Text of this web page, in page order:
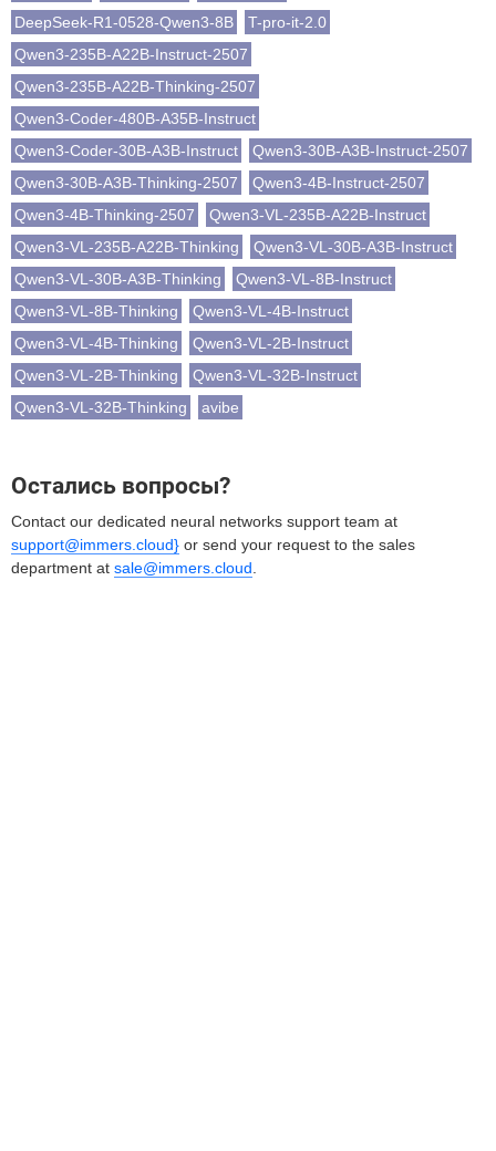
DeepSeek-R1-0528-Qwen3-8B
T-pro-it-2.0
Qwen3-235B-A22B-Instruct-2507
Qwen3-235B-A22B-Thinking-2507
Qwen3-Coder-480B-A35B-Instruct
Qwen3-Coder-30B-A3B-Instruct
Qwen3-30B-A3B-Instruct-2507
Qwen3-30B-A3B-Thinking-2507
Qwen3-4B-Instruct-2507
Qwen3-4B-Thinking-2507
Qwen3-VL-235B-A22B-Instruct
Qwen3-VL-235B-A22B-Thinking
Qwen3-VL-30B-A3B-Instruct
Qwen3-VL-30B-A3B-Thinking
Qwen3-VL-8B-Instruct
Qwen3-VL-8B-Thinking
Qwen3-VL-4B-Instruct
Qwen3-VL-4B-Thinking
Qwen3-VL-2B-Instruct
Qwen3-VL-2B-Thinking
Qwen3-VL-32B-Instruct
Qwen3-VL-32B-Thinking
avibe
Остались вопросы?
Contact our dedicated neural networks support team at
support@immers.cloud} or send your request to the sales
department at sale@immers.cloud